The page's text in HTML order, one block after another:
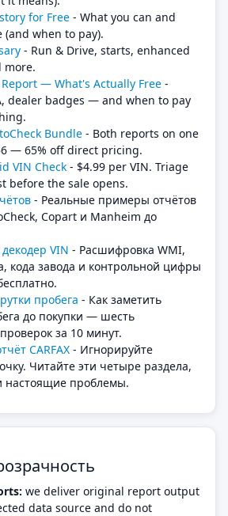
for Free - What you can and
when to pay).
- Run & Drive, starts, enhanced
more.
Report — What's Actually Free -
dealer badges — and when to pay
Bundle - Both reports on one
— 65% off direct pricing.
VIN Check - $4.99 per VIN. Triage
before the sale opens.
- Реальные примеры отчётов
Copart и Manheim до
VIN - Расшифровка WMI,
кода завода и контрольной цифры
пробега - Как заметить
до покупки — шесть
за 10 минут.
CARFAX - Игнорируйте
Читайте эти четыре раздела,
настоящие проблемы.
we deliver original report output
data source and do not